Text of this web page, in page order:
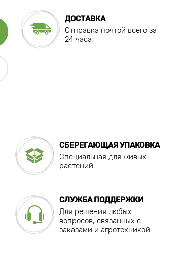
ДОСТАВКА
Отправка почтой всего за
24 часа
СБЕРЕГАЮЩАЯ УПАКОВКА
Специальная для живых
растений
СЛУЖБА ПОДДЕРЖКИ
Для решения любых
вопросов, связанных с
заказами и агротехникой